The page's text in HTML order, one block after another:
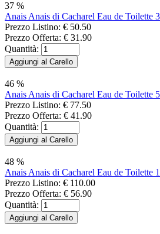
37 %
Anais Anais di Cacharel Eau de Toilette
Prezzo Listino: € 50.50
Prezzo Offerta: € 31.90
Quantità:
46 %
Anais Anais di Cacharel Eau de Toilette
Prezzo Listino: € 77.50
Prezzo Offerta: € 41.90
Quantità:
48 %
Anais Anais di Cacharel Eau de Toilette
Prezzo Listino: € 110.00
Prezzo Offerta: € 56.90
Quantità: